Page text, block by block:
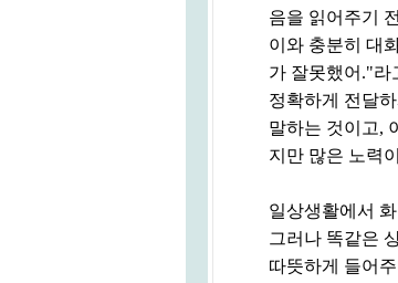
음을 읽어주기
이와 충분히 대
가 잘못했어."라
정확하게 전달
말하는 것이고,
지만 많은 노력
일상생활에서
그러나 똑같은
따뜻하게 들어